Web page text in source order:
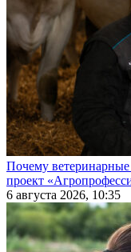
Почему ветеринарные
проект
6 августа 2026, 10:35